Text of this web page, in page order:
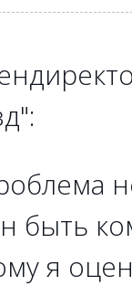
быть
я